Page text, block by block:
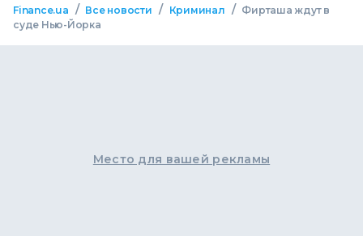
Finance.ua / Все новости / Криминал / Фирташа ждут в
суде Нью-Йорка
Место для вашей рекламы